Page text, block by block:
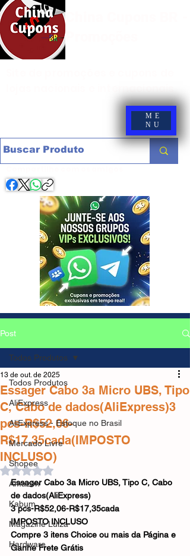
ME
NU
Post
Todos Produtos
AliExpress
AliExpress - Estoque no Brasil
Mercado Livre
Shopee
Amazon
Kabum
Magazine Luiza
Hardware
Todos Produtos
Essager Cabo 3a Micro UBS, Tipo
C, Cabo de dados(AliExpress)3
pcs-R$52,06-
R$17,35cada(IMPOSTO
INCLUSO)
13 de out. de 2025
Avaliado com NaN de 5 estrelas.
Essager Cabo 3a Micro UBS, Tipo C, Cabo
de dados(AliExpress)
3 pcs-R$52,06-R$17,35cada
IMPOSTO INCLUSO
Compre 3 itens Choice ou mais da Página e
Ganhe Frete Grátis